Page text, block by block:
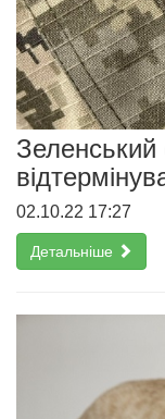
Зеленський
02.10.22 17:27
Детальніше